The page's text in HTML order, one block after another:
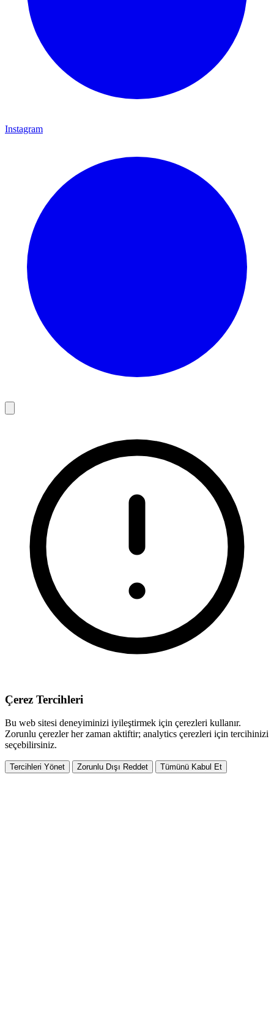
Instagram
Çerez Tercihleri
Bu web sitesi deneyiminizi iyileştirmek için çerezleri kullanır.
Zorunlu çerezler her zaman aktiftir; analytics çerezleri için tercihinizi
seçebilirsiniz.
Tercihleri Yönet Zorunlu Dışı Reddet Tümünü Kabul Et